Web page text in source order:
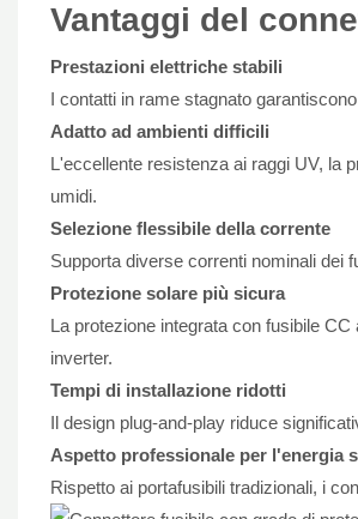
Vantaggi del
Prestazioni elettriche stabili
I contatti in rame stagnato
Adatto ad ambienti difficili
L'eccellente resistenza ai raggi UV, la
umidi.
Selezione flessibile della corrente
Supporta diverse correnti nominali dei
Protezione solare più sicura
La protezione integrata con fusibile
inverter.
Tempi di installazione ridotti
Il design plug-and-play riduce
Aspetto professionale per l'energia
Rispetto ai portafusibili tradizionali, i